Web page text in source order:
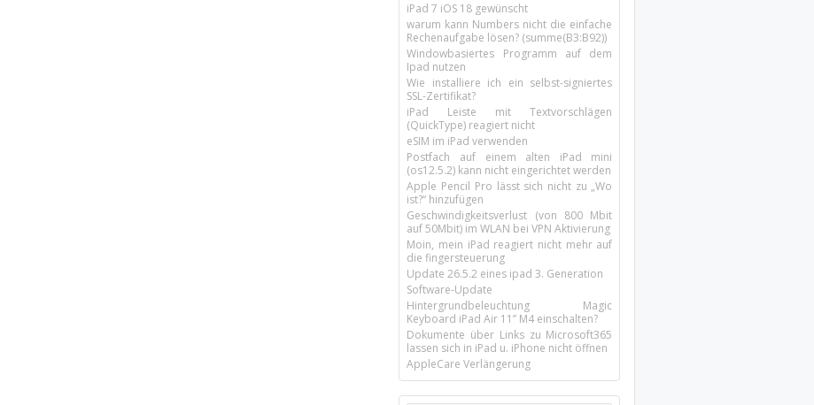
iPad 7 iOS 18 gewünscht
warum kann Numbers nicht die einfache
Rechenaufgabe lösen? (summe(B3:B92))
Windowbasiertes Programm auf dem
Ipad nutzen
Wie installiere ich ein selbst-signiertes
SSL-Zertifikat?
iPad Leiste mit Textvorschlägen
(QuickType) reagiert nicht
eSIM im iPad verwenden
Postfach auf einem alten iPad mini
(os12.5.2) kann nicht eingerichtet werden
Apple Pencil Pro lässt sich nicht zu „Wo
ist?“ hinzufügen
Geschwindigkeitsverlust (von 800 Mbit
auf 50Mbit) im WLAN bei VPN Aktivierung
Moin, mein iPad reagiert nicht mehr auf
die fingersteuerung
Update 26.5.2 eines ipad 3. Generation
Software-Update
Hintergrundbeleuchtung Magic
Keyboard iPad Air 11’’ M4 einschalten?
Dokumente über Links zu Microsoft365
lassen sich in iPad u. iPhone nicht öffnen
AppleCare Verlängerung